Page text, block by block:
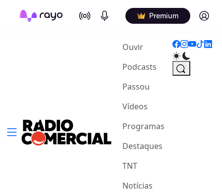
On Air Podcasts Premium Log in
Ouvir(current)
Podcasts
Passou
Vídeos
Programas
Destaques
TNT
Notícias